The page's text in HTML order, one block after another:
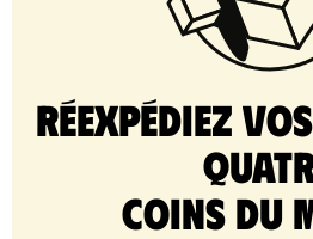
Réexpédiez
coins du